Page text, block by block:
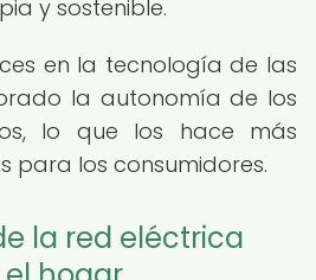
y sostenible.
en la tecnología de las
la autonomía de los
lo que los hace más
para los consumidores.
la red eléctrica